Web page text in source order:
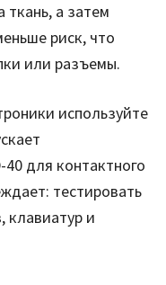
ткань, а затем
риск, что
или разъемы.
используйте
для контактного
тестировать
клавиатур и